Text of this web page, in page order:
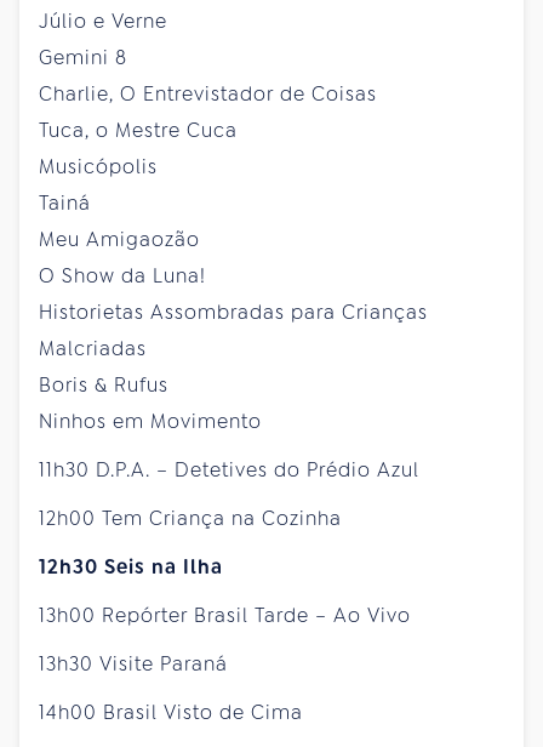
Júlio e Verne
Gemini 8
Charlie, O Entrevistador de Coisas
Tuca, o Mestre Cuca
Musicópolis
Tainá
Meu Amigaozão
O Show da Luna!
Historietas Assombradas para Crianças
Malcriadas
Boris & Rufus
Ninhos em Movimento
11h30 D.P.A. – Detetives do Prédio Azul
12h00 Tem Criança na Cozinha
12h30 Seis na Ilha
13h00 Repórter Brasil Tarde – Ao Vivo
13h30 Visite Paraná
14h00 Brasil Visto de Cima